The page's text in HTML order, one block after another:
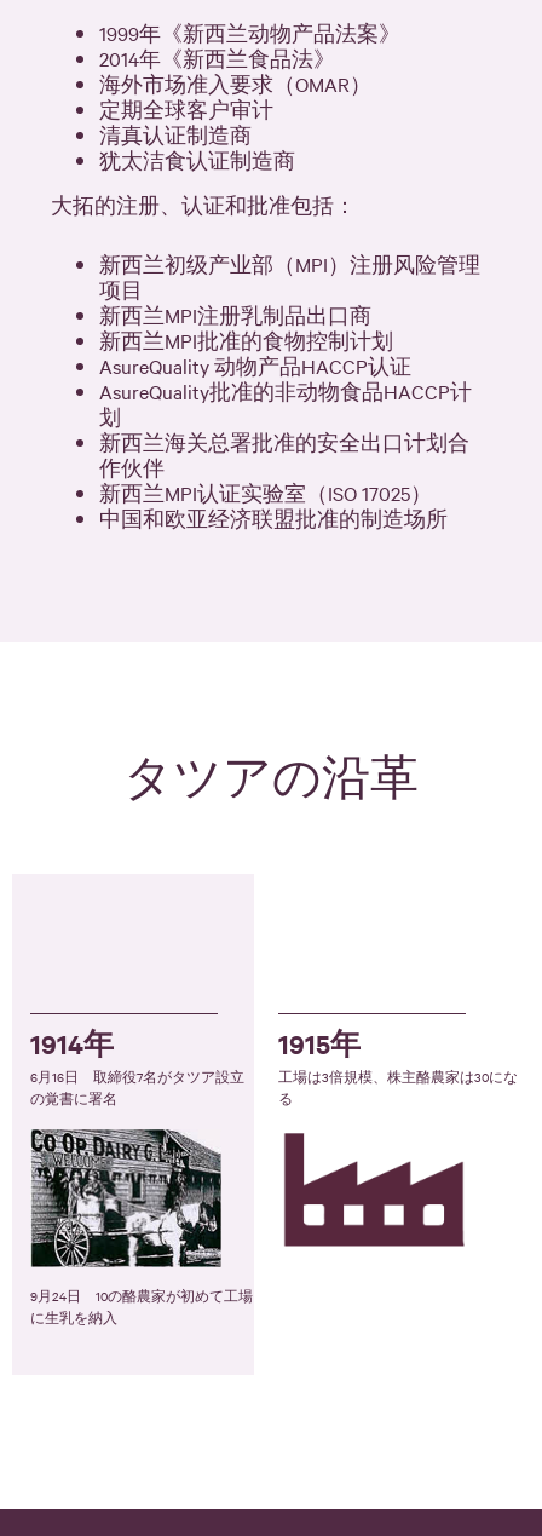
1999年《新西兰动物产品法案》
2014年《新西兰食品法》
海外市场准入要求（OMAR）
定期全球客户审计
清真认证制造商
犹太洁食认证制造商
大拓的注册、认证和批准包括：
新西兰初级产业部（MPI）注册风险管理
项目
新西兰MPI注册乳制品出口商
新西兰MPI批准的食物控制计划
AsureQuality 动物产品HACCP认证
AsureQuality批准的非动物食品HACCP计
划
新西兰海关总署批准的安全出口计划合
作伙伴
新西兰MPI认证实验室（ISO 17025）
中国和欧亚经济联盟批准的制造场所
タツアの沿革
1914年
6月16日 取締役7名がタツア設立
の覚書に署名
9月24日 10の酪農家が初めて工場
に生乳を納入
1915年
工場は3倍規模、株主酪農家は30にな
る